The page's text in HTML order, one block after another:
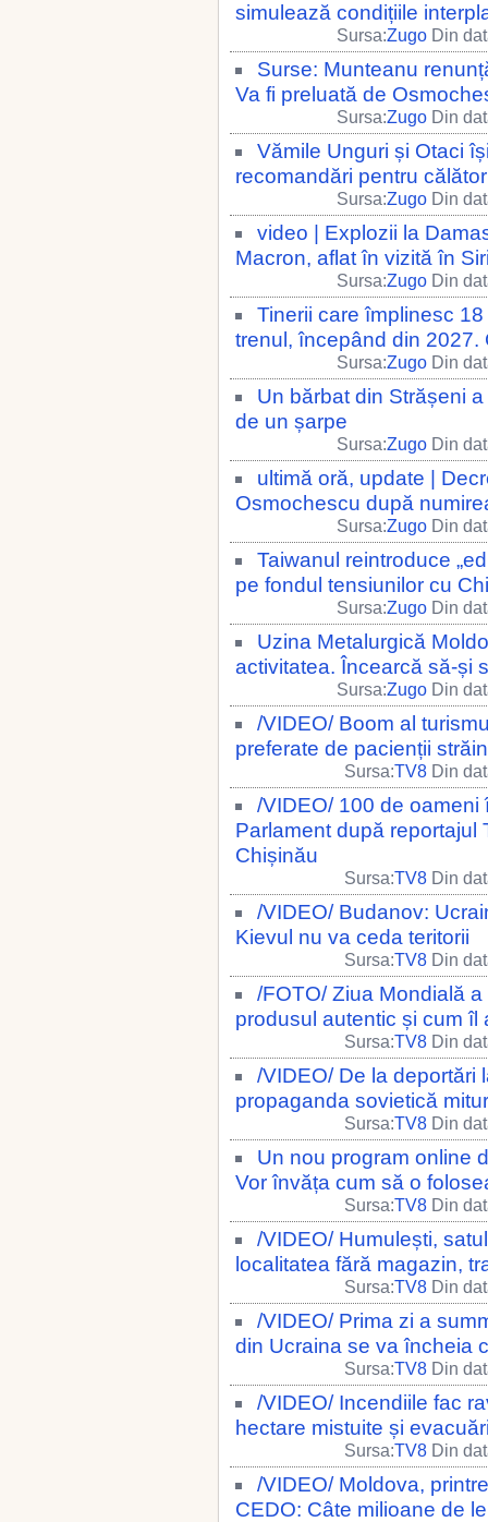
simulează condițiile
Sursa:Zugo Din
Surse: Munteanu
Va fi preluată de
Sursa:Zugo Din
Vămile Unguri și Otaci
recomandări pentru
Sursa:Zugo Din
video | Explozii la
Macron, aflat în vizită în
Sursa:Zugo Din
Tinerii care împlinesc
trenul, începând din 2027.
Sursa:Zugo Din
Un bărbat din Strășeni
de un șarpe
Sursa:Zugo Din
ultimă oră, update |
Osmochescu după
Sursa:Zugo Din
Taiwanul reintroduce
pe fondul tensiunilor cu
Sursa:Zugo Din
Uzina Metalurgică
activitatea. Încearcă să-și
Sursa:Zugo Din
/VIDEO/ Boom al
preferate de pacienții
Sursa:TV8 Din
/VIDEO/ 100 de oameni
Parlament după reportajul
Chișinău
Sursa:TV8 Din
/VIDEO/ Budanov:
Kievul nu va ceda teritorii
Sursa:TV8 Din
/FOTO/ Ziua Mondială
produsul autentic și cum îl
Sursa:TV8 Din
/VIDEO/ De la deportări
propaganda sovietică
Sursa:TV8 Din
Un nou program online
Vor învăța cum să o
Sursa:TV8 Din
/VIDEO/ Humulești,
localitatea fără magazin,
Sursa:TV8 Din
/VIDEO/ Prima zi a
din Ucraina se va încheia
Sursa:TV8 Din
/VIDEO/ Incendiile fac
hectare mistuite și
Sursa:TV8 Din
/VIDEO/ Moldova,
CEDO: Câte milioane de